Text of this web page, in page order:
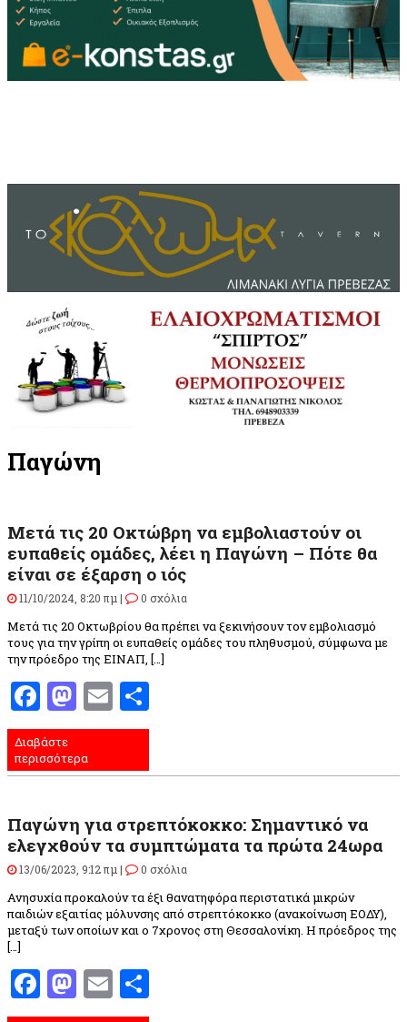
Παγώνη
Μετά τις 20 Οκτώβρη να εμβολιαστούν οι
ευπαθείς ομάδες, λέει η Παγώνη – Πότε θα
είναι σε έξαρση ο ιός
11/10/2024, 8:20 πμ | 0 σχόλια
Μετά τις 20 Οκτωβρίου θα πρέπει να ξεκινήσουν τον εμβολιασμό
τους για την γρίπη οι ευπαθείς ομάδες του πληθυσμού, σύμφωνα με
την πρόεδρο της ΕΙΝΑΠ, […]
Facebook
Mastodon
Email
Διαβάστε
περισσότερα
Παγώνη για στρεπτόκοκκο: Σημαντικό να
ελεγχθούν τα συμπτώματα τα πρώτα 24ωρα
13/06/2023, 9:12 πμ | 0 σχόλια
Ανησυχία προκαλούν τα έξι θανατηφόρα περιστατικά μικρών
παιδιών εξαιτίας μόλυνσης από στρεπτόκοκκο (ανακοίνωση ΕΟΔΥ),
μεταξύ των οποίων και ο 7χρονος στη Θεσσαλονίκη. Η πρόεδρος της
[…]
Facebook
Mastodon
Email